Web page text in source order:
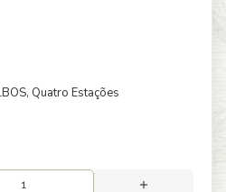
, Quatro Estações